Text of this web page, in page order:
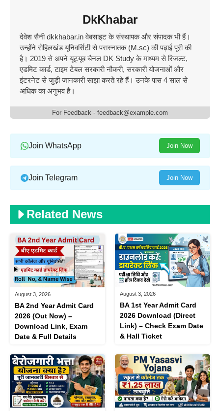
DkKhabar
देवेश सैनी dkkhabar.in वेबसाइट के संस्थापक और संपादक भी हैं।
उन्होंने रोहिलखंड यूनिवर्सिटी से परास्नातक (M.sc) की पढ़ाई पूरी की
है। 2019 से अपने यूट्यूब चैनल DK Study के माध्यम से रिजल्ट,
एडमिट कार्ड, टाइम टेबल सरकारी नौकरी, सरकारी योजनाओं और
इंटरनेट से जुड़ी जानकारी साझा करते रहे हैं। उनके पास 4 साल से
अधिक का अनुभव है।
For Feedback - feedback@example.com
Join WhatsApp Join Now
Join Telegram Join Now
Related News
August 3, 2026
BA 2nd Year Admit Card
2026 (Out Now) –
Download Link, Exam
Date & Full Details
August 3, 2026
BA 1st Year Admit Card
2026 Download (Direct
Link) – Check Exam Date
& Hall Ticket